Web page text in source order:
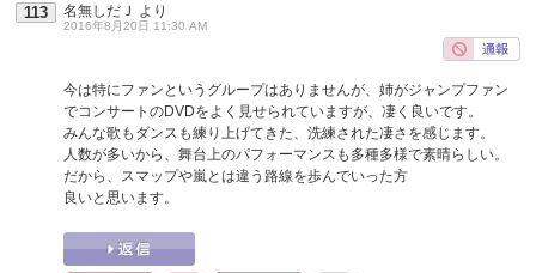
113 名無しだＪ より
2016年8月20日 11:30 AM
今は特にファンというグループはありませんが、姉がジャンプファン
でコンサートのDVDをよく見せられていますが、凄く良いです。
みんな歌もダンスも練り上げてきた、洗練された凄さを感じます。
人数が多いから、舞台上のパフォーマンスも多種多様で素晴らしい。
だから、スマップや嵐とは違う路線を歩んでいった方
良いと思います。